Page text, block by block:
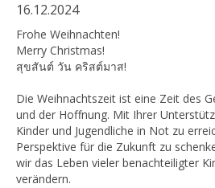
16.12.2024
Frohe Weihnachten!
Merry Christmas!
สุขสันต์ วัน คริสต์มาส!
Die Weihnachtszeit ist eine Zeit des
und der Hoffnung. Mit Ihrer
Kinder und Jugendliche in Not zu
Perspektive für die Zukunft zu
wir das Leben vieler benachteiligter
verändern.